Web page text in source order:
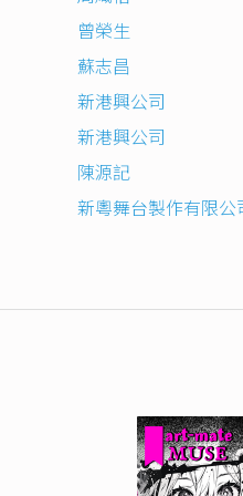
曾榮生
蘇志昌
新港興公司
新港興公司
陳源記
新粵舞台製作有限公